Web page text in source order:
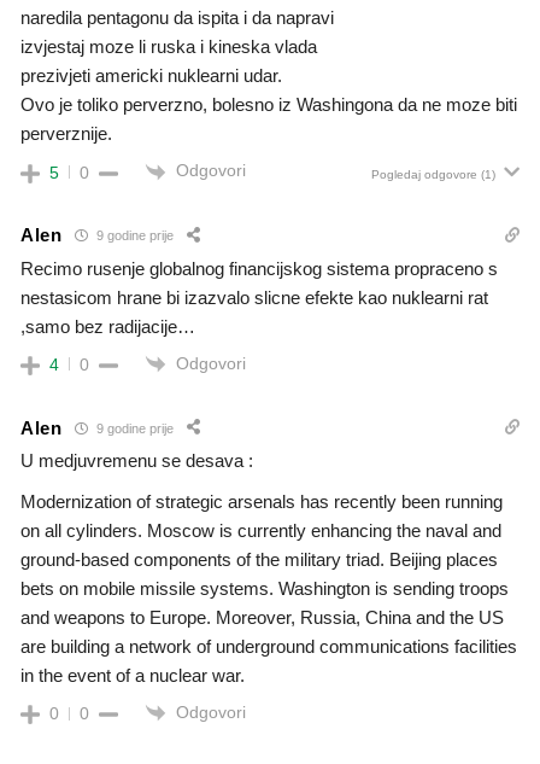
naredila pentagonu da ispita i da napravi
izvjestaj moze li ruska i kineska vlada
prezivjeti americki nuklearni udar.
Ovo je toliko perverzno, bolesno iz Washingona da ne moze biti
perverznije.
5 0 Odgovori Pogledaj odgovore (1)
Alen 9 godine prije
Recimo rusenje globalnog financijskog sistema propraceno s
nestasicom hrane bi izazvalo slicne efekte kao nuklearni rat
,samo bez radijacije…
4 0 Odgovori
Alen 9 godine prije
U medjuvremenu se desava :
Modernization of strategic arsenals has recently been running
on all cylinders. Moscow is currently enhancing the naval and
ground-based components of the military triad. Beijing places
bets on mobile missile systems. Washington is sending troops
and weapons to Europe. Moreover, Russia, China and the US
are building a network of underground communications facilities
in the event of a nuclear war.
0 0 Odgovori